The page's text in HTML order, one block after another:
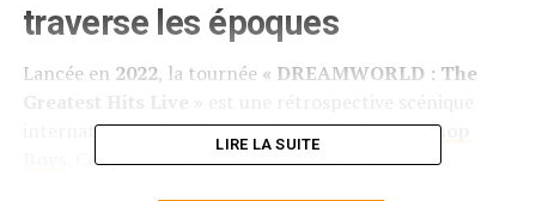
traverse les époques
Lancée en 2022, la tournée « DREAMWORLD : The
internationale des plus grands succès desPet Shop
. Ce spectacle anniversaire met en lumière
LIRE LA SUITE